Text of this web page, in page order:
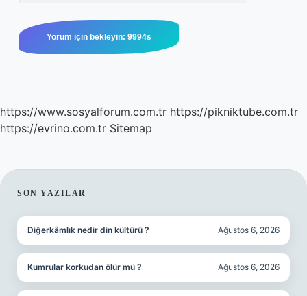
https://www.sosyalforum.com.tr https://pikniktube.com.tr
https://evrino.com.tr Sitemap
SIDEBAR
SON YAZILAR
Diğerkâmlık nedir din kültürü ? Ağustos 6, 2026
Kumrular korkudan ölür mü ? Ağustos 6, 2026